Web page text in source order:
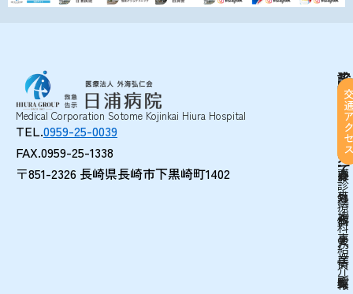
Medical Corporation Sotome Kojinkai Hiura Hospital
TEL.0959-25-0039
FAX.0959-25-1338
〒851-2326 長崎県長崎市下黒崎町1402
来
院
さ
れ
る
方
-
外
来
の
ご
案
診
療
部
門
-
診
療
科
紹
介
当
院
に
つ
い
て
-
病
院
概
要
-
個
人
情
報
在
宅
事
業
-
居
宅
介
護
支
援
事
業
所
採
用
情
報
お
知
ら
せ
一
覧